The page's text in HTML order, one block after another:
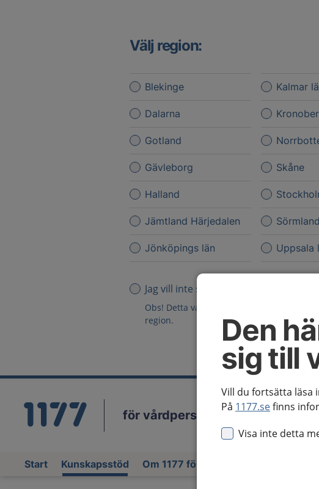
Den
sig till
Vill du fortsätta läsa
På 1177.sefinns
Visa inte detta
Välj region:
Blekinge
Dalarna
Gotland
Gävleborg
Halland
Jämtland Härjedalen
Jönköpings län
Kalmar
Skåne
Sörmland
Uppsala
Jag vill inte se någon regional
Obs! Detta val innebär att du inte ser
region.
för vårdpersonal Välj region
Start Kunskapsstöd Om 1177 för vårdpersonal